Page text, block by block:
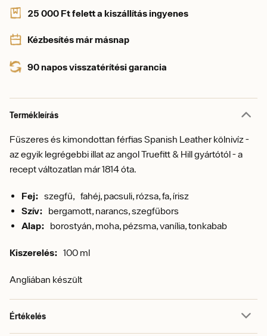
25 000 Ft felett a kiszállítás ingyenes
Kézbesítés már másnap
90 napos visszatérítési garancia
Termékleírás
Fűszeres és kimondottan férfias Spanish Leather kölnivíz -
az egyik legrégebbi illat az angol Truefitt & Hill gyártótól - a
recept változatlan már 1814 óta.
Fej: szegfű, fahéj, pacsuli, rózsa, fa, írisz
Szív: bergamott, narancs, szegfűbors
Alap:
borostyán, moha, pézsma, vanília, tonkabab
Kiszerelés: 100 ml
Angliában készült
Értékelés